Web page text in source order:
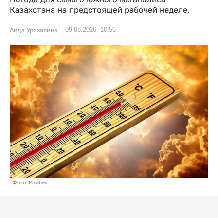
Казахстана на предстоящей рабочей неделе.
Аида Уразалина 09.08.2026, 10:56
Фото: Pixabay